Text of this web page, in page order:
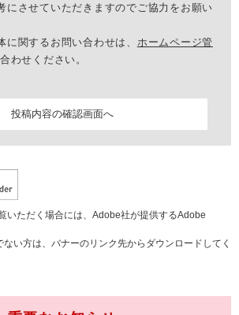
にさせていただきますのでご協力をお願い
関するお問い合わせは、 ホームページ管
わせください。
いただく場合には、Adobe社が提供するAdobe
い方は、バナーのリンク先からダウンロードしてく